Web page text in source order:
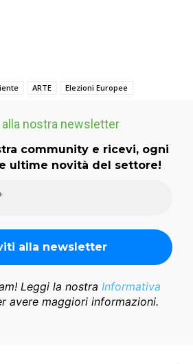
ARTE Elezioni Europee
nostra newsletter
community e ricevi, ogni
ultime novità del settore!
Leggi la nostra Informativa
avere maggiori informazioni.